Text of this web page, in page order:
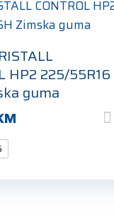
HP2 225/55R16
guma